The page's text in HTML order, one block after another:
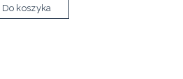
Do koszyka